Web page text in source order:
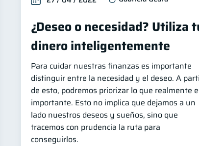
¿Deseo o necesidad? Utiliza
dinero inteligentemente
Para cuidar nuestras finanzas es importante
distinguir entre la necesidad y el deseo. A
de esto, podremos priorizar lo que realmente
importante. Esto no implica que dejamos a un
lado nuestros deseos y sueños, sino que
tracemos con prudencia la ruta para
conseguirlos.